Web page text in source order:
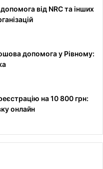
від NRC та інших
допомога у Рівному:
на 10 800 грн:
онлайн